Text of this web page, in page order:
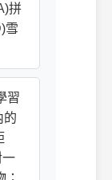
拼
雪
習
的
一